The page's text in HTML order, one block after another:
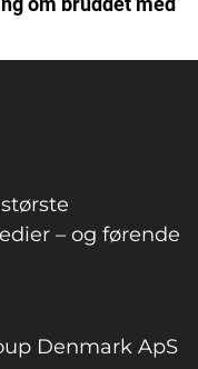
– og førende
Denmark ApS